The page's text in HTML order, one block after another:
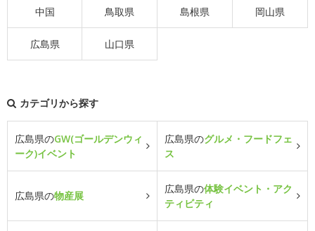
中国 鳥取県 島根県 岡山県
広島県 山口県
カテゴリから探す
広島県のGW(ゴールデンウィ
ーク)イベント
広島県のグルメ・フードフェ
ス
広島県の物産展
広島県の体験イベント・アク
ティビティ